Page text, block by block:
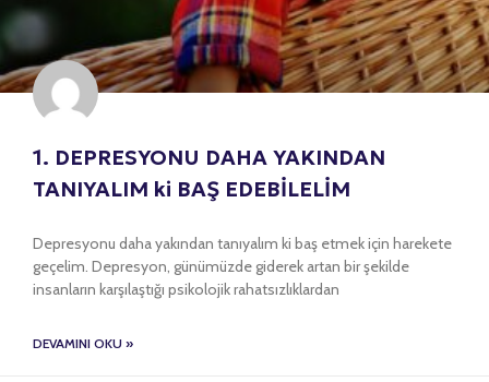
1. DEPRESYONU DAHA YAKINDAN
TANIYALIM ki BAŞ EDEBİLELİM
Depresyonu daha yakından tanıyalım ki baş etmek için harekete
geçelim. Depresyon, günümüzde giderek artan bir şekilde
insanların karşılaştığı psikolojik rahatsızlıklardan
DEVAMINI OKU »